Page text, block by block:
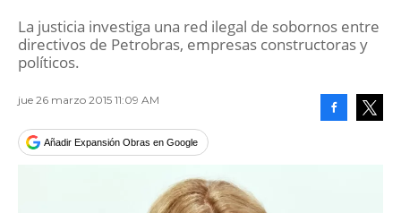
La justicia investiga una red ilegal de sobornos entre
directivos de Petrobras, empresas constructoras y
políticos.
jue 26 marzo 2015 11:09 AM
Añadir Expansión Obras en Google